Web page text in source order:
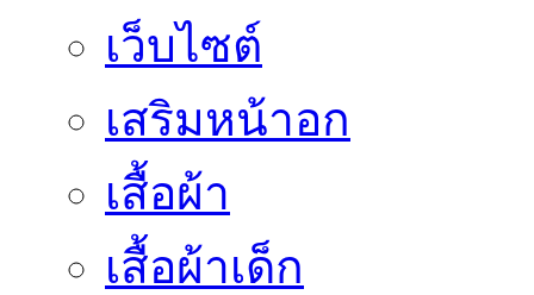
เว็บไซต์
เสริมหน้าอก
เสื้อผ้า
เสื้อผ้าเด็ก